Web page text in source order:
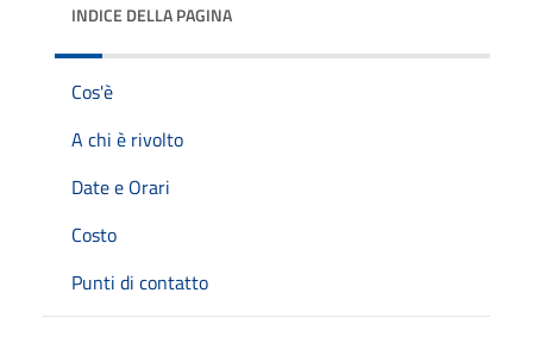
INDICE DELLA PAGINA
Cos'è
A chi è rivolto
Date e Orari
Costo
Punti di contatto